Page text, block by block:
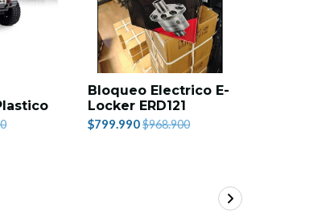
Bloqueo Electrico E-
Locker ERD121
$799.990$968.900